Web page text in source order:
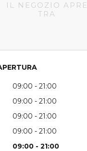
09:00 - 21:00
09:00 - 21:00
09:00 - 21:00
09:00 - 21:00
09:00 - 21:00
IL NEGOZIO APRE
TRA